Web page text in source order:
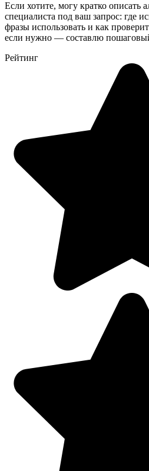
Если хотите, могу кратко описать
специалиста под ваш запрос: где
фразы использовать и как
если нужно — составлю
Рейтинг